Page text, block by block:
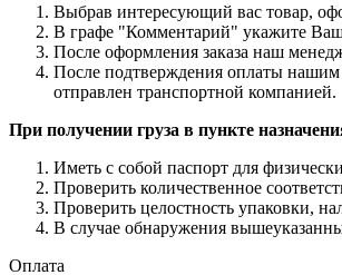
Выбрав интересующий вас товар,
В графе "Комментарий" укажите
После оформления заказа наш
После подтверждения оплаты нашим
отправлен транспортной компанией.
При получении груза в пункте
Иметь с собой паспорт для
Проверить количественное
Проверить целостность упаковки,
В случае обнаружения
Оплата